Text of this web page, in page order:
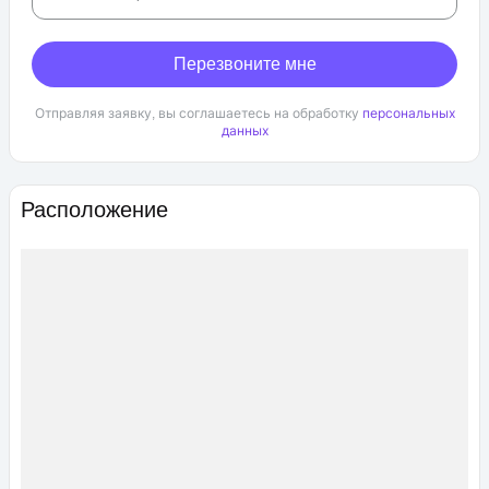
Расположение
Перезвоните мне
Отправляя заявку, вы соглашаетесь на обработку персональных
данных